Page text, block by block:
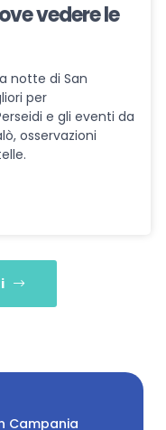
vedere le
notte di San
per
e gli eventi da
osservazioni
Campania